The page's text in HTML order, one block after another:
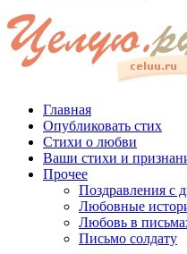
Главная
Опубликовать стих
Стихи о любви
Ваши стихи и
Прочее
Поздравления с
Любовные
Любовь в
Письмо солдату